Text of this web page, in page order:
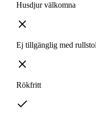
Husdjur välkomna
Ej tillgänglig med rullstol
Rökfritt